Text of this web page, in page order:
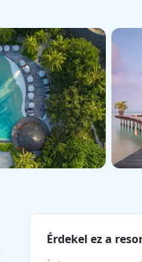
Érdekel ez a